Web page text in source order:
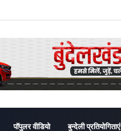
पॉपुलर वीडियो बुन्देली प्रतियोगिताएं